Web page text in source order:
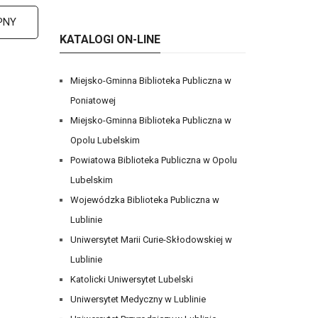
KATALOGI ON-LINE
Miejsko-Gminna Biblioteka Publiczna w
Poniatowej
Miejsko-Gminna Biblioteka Publiczna w
Opolu Lubelskim
Powiatowa Biblioteka Publiczna w Opolu
Lubelskim
Wojewódzka Biblioteka Publiczna w
Lublinie
Uniwersytet Marii Curie-Skłodowskiej w
Lublinie
Katolicki Uniwersytet Lubelski
Uniwersytet Medyczny w Lublinie